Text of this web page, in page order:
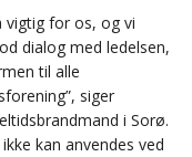
vigtig for os, og vi
dialog med ledelsen,
til alle
siger
i Sorø.
kan anvendes ved